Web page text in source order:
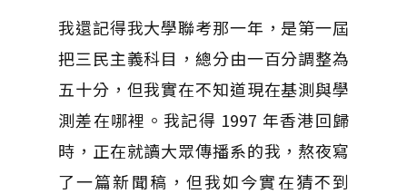
我還記得我大學聯考那一年，是第一屆
把三民主義科目，總分由一百分調整為
五十分，但我實在不知道現在基測與學
測差在哪裡。我記得 1997 年香港回歸
時，正在就讀大眾傳播系的我，熬夜寫
了一篇新聞稿，但我如今實在猜不到